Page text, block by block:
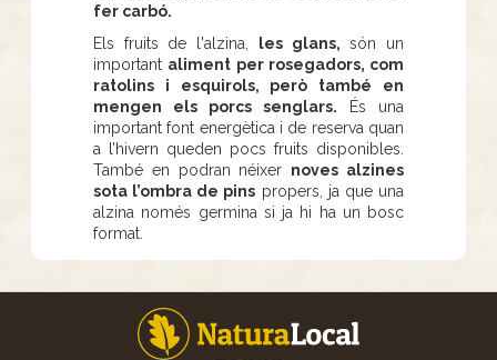
fer carbó.
Els fruits de l'alzina,
les glans, són un
important aliment per rosegadors, com
ratolins i esquirols, però també en
mengen els porcs senglars. És una
important font energètica i de reserva quan
a l’hivern queden pocs fruits disponibles.
També en podran néixer noves alzines
sota l’ombra de pins propers, ja que una
alzina només germina si ja hi ha un bosc
format.